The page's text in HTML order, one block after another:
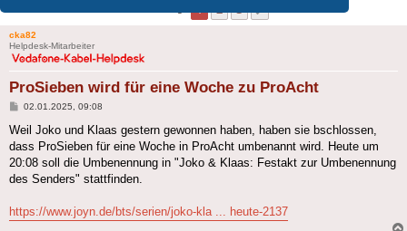
1 2 3 Nächste
cka82
Helpdesk-Mitarbeiter
ProSieben wird für eine Woche zu ProAcht
Beitrag
02.01.2025, 09:08
Weil Joko und Klaas gestern gewonnen haben, haben sie bschlossen,
dass ProSieben für eine Woche in ProAcht umbenannt wird. Heute um
20:08 soll die Umbenennung in "Joko & Klaas: Festakt zur Umbenennung
des Senders" stattfinden.
https://www.joyn.de/bts/serien/joko-kla ... heute-2137